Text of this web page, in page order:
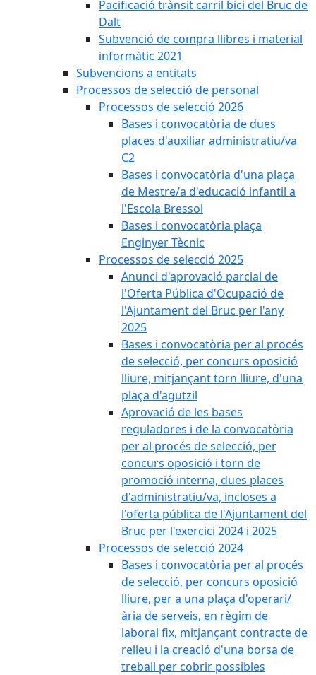
Pacificació trànsit carril bici del Bruc de
Dalt
Subvenció de compra llibres i material
informàtic 2021
Subvencions a entitats
Processos de selecció de personal
Processos de selecció 2026
Bases i convocatòria de dues
places d'auxiliar administratiu/va
C2
Bases i convocatòria d'una plaça
de Mestre/a d'educació infantil a
l'Escola Bressol
Bases i convocatòria plaça
Enginyer Tècnic
Processos de selecció 2025
Anunci d'aprovació parcial de
l'Oferta Pública d'Ocupació de
l'Ajuntament del Bruc per l'any
2025
Bases i convocatòria per al procés
de selecció, per concurs oposició
lliure, mitjançant torn lliure, d'una
plaça d'agutzil
Aprovació de les bases
reguladores i de la convocatòria
per al procés de selecció, per
concurs oposició i torn de
promoció interna, dues places
d'administratiu/va, incloses a
l'oferta pública de l'Ajuntament del
Bruc per l'exercici 2024 i 2025
Processos de selecció 2024
Bases i convocatòria per al procés
de selecció, per concurs oposició
lliure, per a una plaça d'operari/
ària de serveis, en règim de
laboral fix, mitjançant contracte de
relleu i la creació d'una borsa de
treball per cobrir possibles